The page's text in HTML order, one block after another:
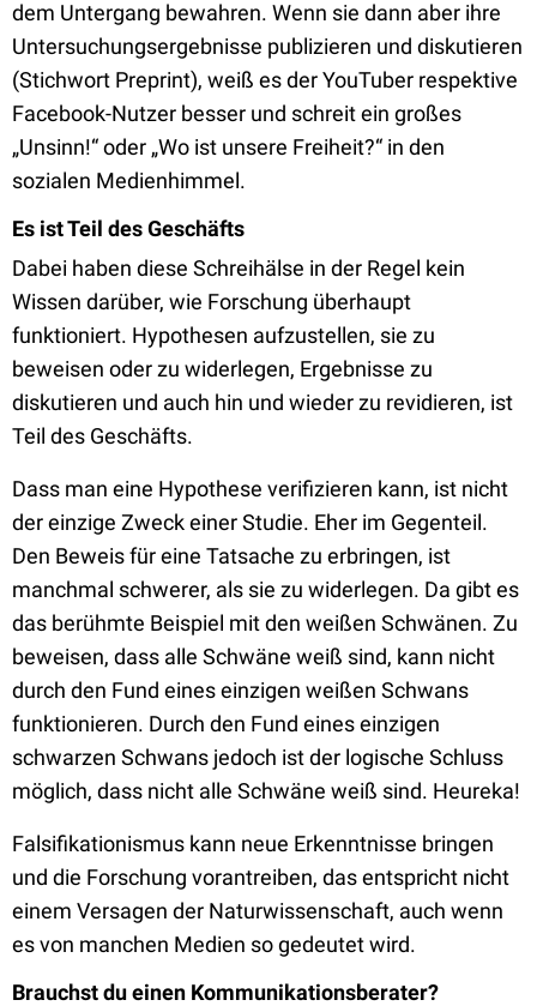
dem Untergang bewahren. Wenn sie dann aber ihre
Untersuchungsergebnisse publizieren und diskutieren
(Stichwort Preprint), weiß es der YouTuber respektive
Facebook-Nutzer besser und schreit ein großes
„Unsinn!“ oder „Wo ist unsere Freiheit?“ in den
sozialen Medienhimmel.
Es ist Teil des Geschäfts
Dabei haben diese Schreihälse in der Regel kein
Wissen darüber, wie Forschung überhaupt
funktioniert. Hypothesen aufzustellen, sie zu
beweisen oder zu widerlegen, Ergebnisse zu
diskutieren und auch hin und wieder zu revidieren, ist
Teil des Geschäfts.
Dass man eine Hypothese verifizieren kann, ist nicht
der einzige Zweck einer Studie. Eher im Gegenteil.
Den Beweis für eine Tatsache zu erbringen, ist
manchmal schwerer, als sie zu widerlegen. Da gibt es
das berühmte Beispiel mit den weißen Schwänen. Zu
beweisen, dass alle Schwäne weiß sind, kann nicht
durch den Fund eines einzigen weißen Schwans
funktionieren. Durch den Fund eines einzigen
schwarzen Schwans jedoch ist der logische Schluss
möglich, dass nicht alle Schwäne weiß sind. Heureka!
Falsifikationismus kann neue Erkenntnisse bringen
und die Forschung vorantreiben, das entspricht nicht
einem Versagen der Naturwissenschaft, auch wenn
es von manchen Medien so gedeutet wird.
Brauchst du einen Kommunikationsberater?